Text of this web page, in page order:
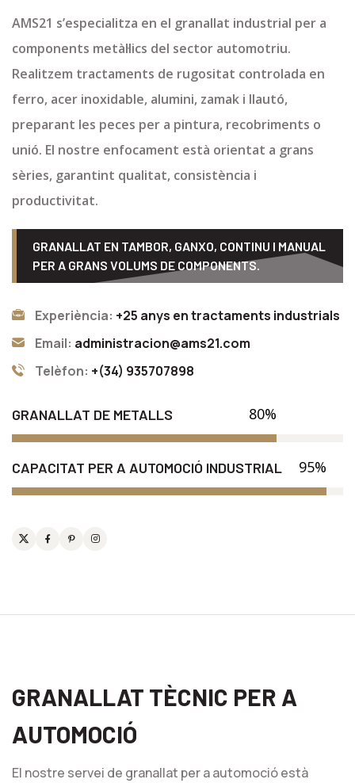
AMS21 s’especialitza en el granallat industrial per a
components metàl·lics del sector automotriu.
Realitzem tractaments de rugositat controlada en
ferro, acer inoxidable, alumini, zamak i llautó,
preparant les peces per a pintura, recobriments o
unió. El nostre enfocament està orientat a grans
sèries, garantint qualitat, consistència i
productivitat.
GRANALLAT EN TAMBOR, GANXO, CONTINU I MANUAL
PER A GRANS VOLUMS DE COMPONENTS.
Experiència: +25 anys en tractaments industrials
Email: administracion@ams21.com
Telèfon: +(34) 935707898
GRANALLAT DE METALLS 80%
CAPACITAT PER A AUTOMOCIÓ INDUSTRIAL 95%
TwitterFacebookPinterestInstagram
GRANALLAT TÈCNIC PER A
AUTOMOCIÓ
El nostre servei de granallat per a automoció està